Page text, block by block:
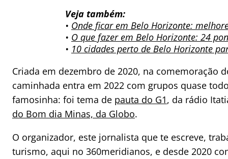
Veja também:
• Onde ficar em Belo Horizonte:
• O que fazer em Belo Horizonte: 24
• 10 cidades perto de Belo Horizonte
Criada em dezembro de 2020, na comemoração
caminhada entra em 2022 com grupos quase
famosinha: foi tema de pauta do G1, da rádio
do Bom dia Minas, da Globo.
O organizador, este jornalista que te escreve,
turismo, aqui no 360meridianos, e desde 2020